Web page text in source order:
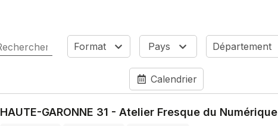
Format Pays Département
Calendrier
HAUTE-GARONNE 31 - Atelier Fresque du Numérique